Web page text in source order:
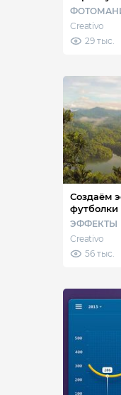
Creativo
29 тыс.
Создаём
ЭФФЕКТЫ
Creativo
56 тыс.